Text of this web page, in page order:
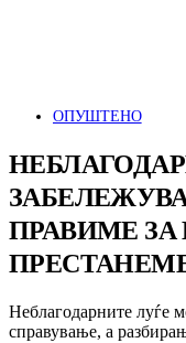
ОПУШТЕНО
ПРАВИМЕ ЗА
Неблагодарните луѓе
справување, а